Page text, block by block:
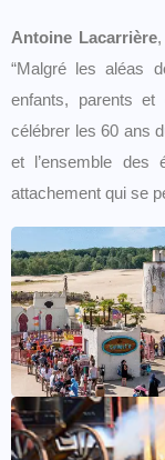
Antoine Lacarrière
“Malgré les aléas
enfants, parents et
célébrer les 60 ans
et l’ensemble
attachement qui se